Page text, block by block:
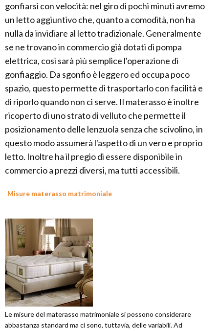
gonfiarsi con velocità: nel giro di pochi minuti avremo
un letto aggiuntivo che, quanto a comodità, non ha
nulla da invidiare al letto tradizionale. Generalmente
se ne trovano in commercio già dotati di pompa
elettrica, così sarà più semplice l'operazione di
gonfiaggio. Da sgonfio è leggero ed occupa poco
spazio, questo permette di trasportarlo con facilità e
di riporlo quando non ci serve. Il materasso è inoltre
ricoperto di uno strato di velluto che permette il
posizionamento delle lenzuola senza che scivolino, in
questo modo assumerà l'aspetto di un vero e proprio
letto. Inoltre ha il pregio di essere disponibile in
commercio a prezzi diversi, ma tutti accessibili.
Misure materasso matrimoniale
Le misure del materasso matrimoniale si possono considerare
abbastanza standard ma ci sono, tuttavia, delle variabili. Ad